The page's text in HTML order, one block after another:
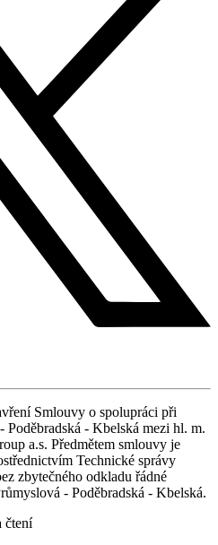
Smlouvy o spolupráci při
- Kbelská mezi hl. m.
a.s. Předmětem smlouvy je
Technické správy
zbytečného odkladu řádné
- Poděbradská - Kbelská.
čtení